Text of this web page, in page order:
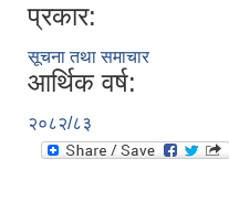
प्रकार:
सूचना तथा समाचार
आर्थिक वर्ष:
२०८२/८३